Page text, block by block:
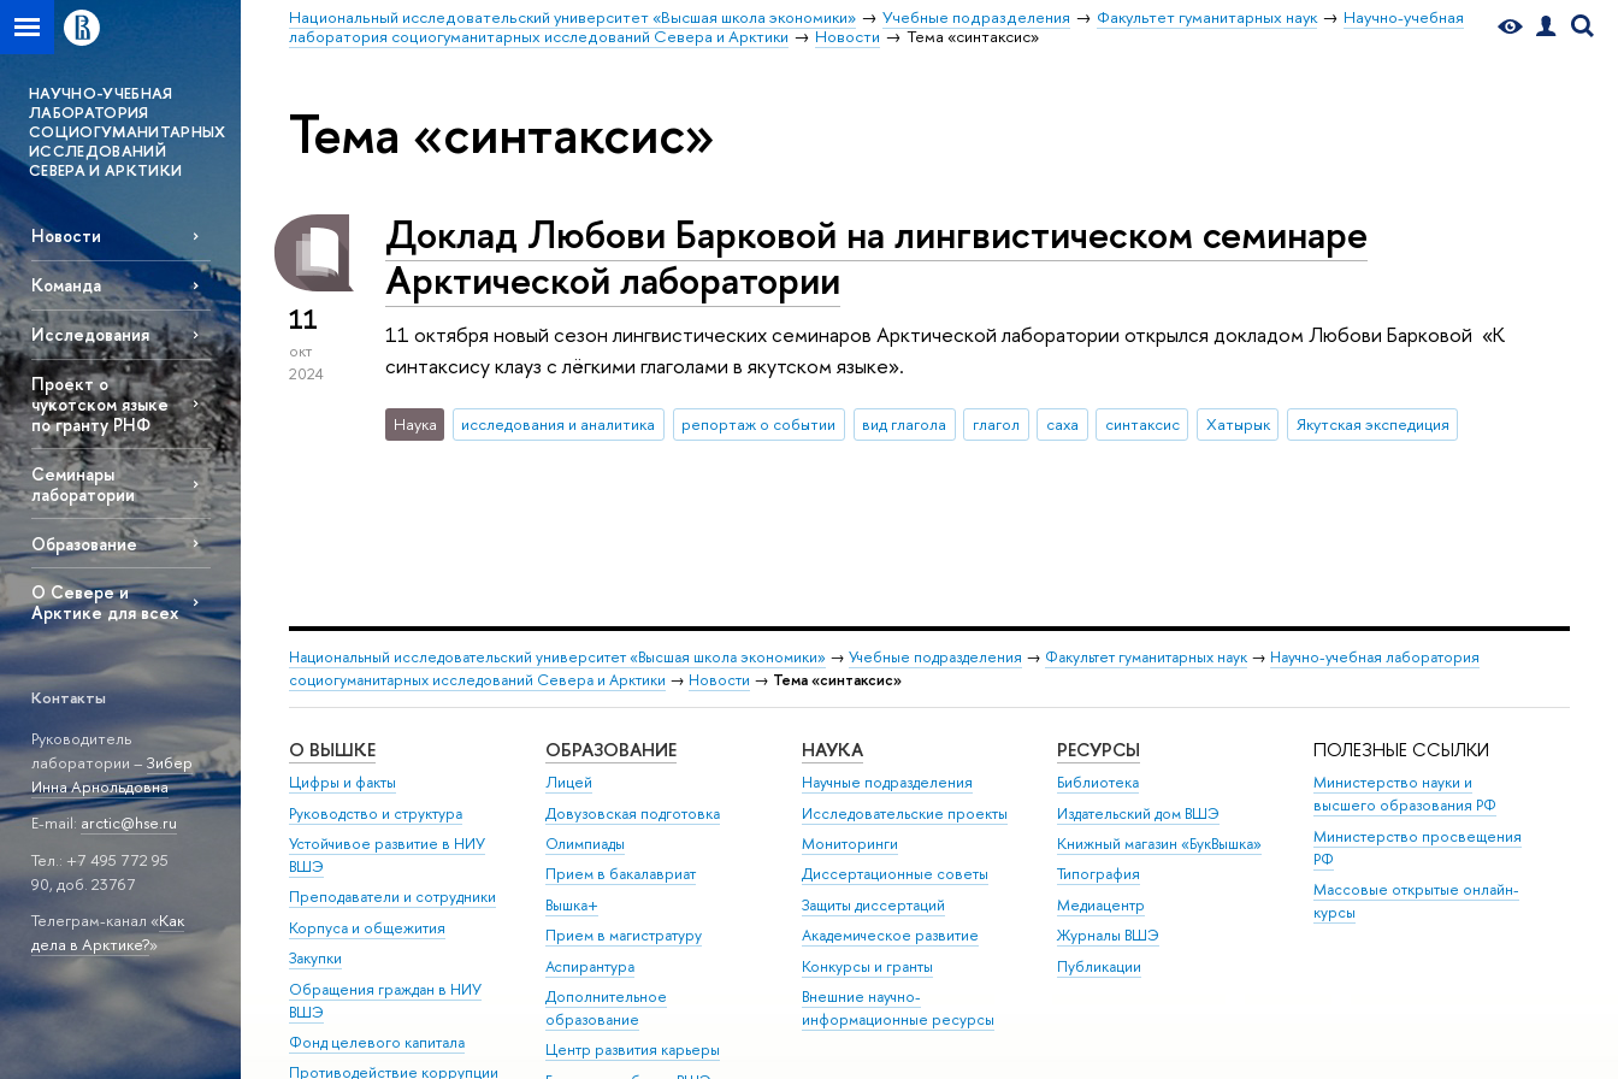
Национальный исследовательский университет «Высшая школа экономики» Учебные подразделения Факультет гуманитарных наук
Научно-учебная
лаборатория социогуманитарных исследований Севера и Арктики
Новости Тема «синтаксис»
НАУЧНО-УЧЕБНАЯ
ЛАБОРАТОРИЯ
СОЦИОГУМАНИТАРНЫХ
ИССЛЕДОВАНИЙ
СЕВЕРА И АРКТИКИ
Новости
Команда
Исследования
Проект о
чукотском языке
по гранту РНФ
Семинары
лаборатории
Образование
О Севере и
Арктике для всех
Контакты
Руководитель
лаборатории – Зибер
Инна Арнольдовна
E-mail: arctic@hse.ru
Тел.: +7 495 772 95
90, доб. 23767
Телеграм-канал «Как
дела в Арктике?»
Тема «синтаксис»
11
окт
2024
Доклад Любови Барковой на лингвистическом семинаре
Арктической лаборатории
11 октября новый сезон лингвистических семинаров Арктической лаборатории открылся докладом Любови Барковой «К
синтаксису клауз с лёгкими глаголами в якутском языке».
Наука исследования и аналитика репортаж о событии вид глагола глагол саха синтаксис Хатырык Якутская экспедиция
Национальный исследовательский университет «Высшая школа экономики» → Учебные подразделения → Факультет гуманитарных наук → Научно-учебная лаборатория
социогуманитарных исследований Севера и Арктики → Новости → Тема «синтаксис»
О ВЫШКЕ
Цифры и факты
Руководство и структура
Устойчивое развитие в НИУ
ВШЭ
Преподаватели и сотрудники
Корпуса и общежития
Закупки
Обращения граждан в НИУ
ВШЭ
Фонд целевого капитала
Противодействие коррупции
ОБРАЗОВАНИЕ
Лицей
Довузовская подготовка
Олимпиады
Прием в бакалавриат
Вышка+
Прием в магистратуру
Аспирантура
Дополнительное
образование
Центр развития карьеры
НАУКА
Научные подразделения
Исследовательские проекты
Мониторинги
Диссертационные советы
Защиты диссертаций
Академическое развитие
Конкурсы и гранты
Внешние научно-
информационные ресурсы
РЕСУРСЫ
Библиотека
Издательский дом ВШЭ
Книжный магазин «БукВышка»
Типография
Медиацентр
Журналы ВШЭ
Публикации
ПОЛЕЗНЫЕ ССЫЛКИ
Министерство науки и
высшего образования РФ
Министерство просвещения
РФ
Массовые открытые онлайн-
курсы